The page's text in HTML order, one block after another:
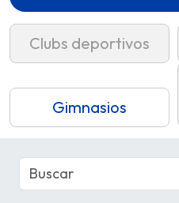
Clubs deportivos
Gimnasios